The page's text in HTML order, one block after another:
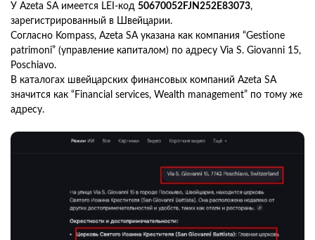
У Azeta SA имеется LEI-код 50670052FJN252E83073,
зарегистрированный в Швейцарии.
Согласно Kompass, Azeta SA указана как компания “Gestione
patrimoni” (управление капиталом) по адресу Via S. Giovanni 15,
Poschiavo.
В каталогах швейцарских финансовых компаний Azeta SA
значится как “Financial services, Wealth management” по тому же
адресу.